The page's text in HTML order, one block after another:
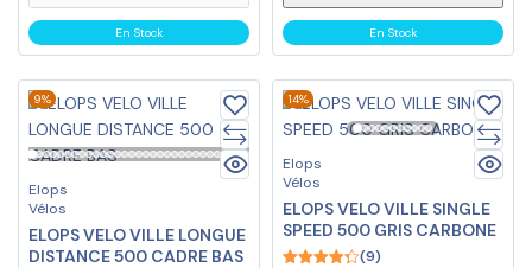
En Stock En Stock
9%
Elops
Vélos
ELOPS VELO VILLE LONGUE
DISTANCE 500 CADRE BAS
14%
Elops
Vélos
ELOPS VELO VILLE SINGLE
SPEED 500 GRIS CARBONE
(9)